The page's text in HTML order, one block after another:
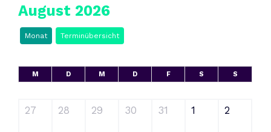
August 2026
Monat Terminübersicht
M D M D F S S
27 28 29 30 31 1 2